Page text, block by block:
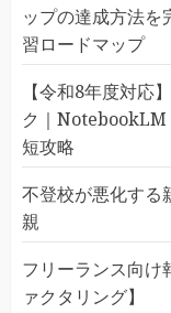
ップの達成方法を
習ロードマップ
【令和8年度対応
ク｜NotebookLM
短攻略
不登校が悪化する
親
フリーランス向け
ァクタリング】